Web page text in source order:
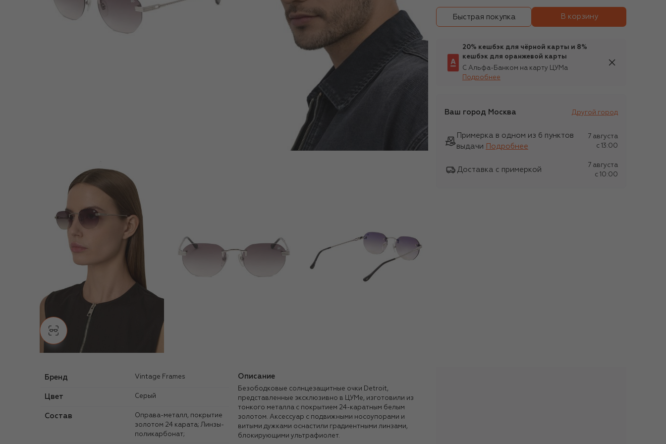
Быстрая покупка В корзину
20% кешбэк для чёрной карты и 8%
кешбэк для оранжевой карты
С Альфа-Банком на карту ЦУМа
Подробнее
Ваш город Москва Другой город
Примерка в одном из 6 пунктов
выдачи
Подробнее
7 августа
c 13:00
Доставка с примеркой
7 августа
c 10:00
Бренд Vintage Frames
Цвет Серый
Состав
Оправа-металл, покрытие
золотом 24 карата; Линзы-
поликарбонат;
Описание
Безободковые солнцезащитные очки Detroit,
представленные эксклюзивно в ЦУМе, изготовили из
тонкого металла с покрытием 24-каратным белым
золотом. Аксессуар с подвижными носоупорами и
витыми дужками оснастили градиентными линзами,
блокирующими ультрафиолет.